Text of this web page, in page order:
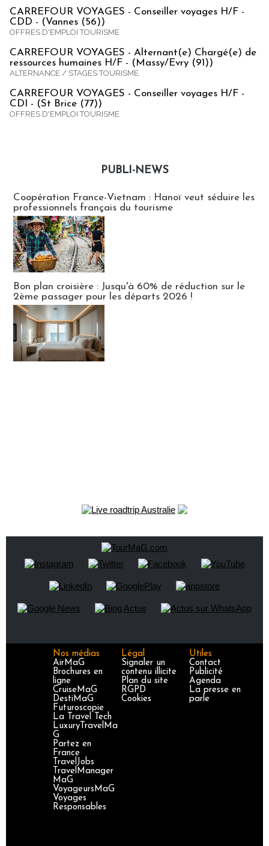
CARREFOUR VOYAGES - Conseiller voyages H/F -
CDD - (Vannes (56))
OFFRES D'EMPLOI TOURISME
CARREFOUR VOYAGES - Alternant(e) Chargé(e) de
ressources humaines H/F - (Massy/Evry (91))
ALTERNANCE / STAGES TOURISME
CARREFOUR VOYAGES - Conseiller voyages H/F -
CDI - (St Brice (77))
OFFRES D'EMPLOI TOURISME
PUBLI-NEWS
Coopération France-Vietnam : Hanoï veut séduire les
professionnels français du tourisme
Bon plan croisière : Jusqu'à 60% de réduction sur le
2ème passager pour les départs 2026 !
Nos médias
AirMaG
Brochures en
ligne
CruiseMaG
DestiMaG
Futuroscopie
La Travel Tech
LuxuryTravelMa
G
Partez en
France
TravelJobs
TravelManager
MaG
VoyageursMaG
Voyages
Responsables
Légal
Signaler un
contenu illicite
Plan du site
RGPD
Cookies
Utiles
Contact
Publicité
Agenda
La presse en
parle